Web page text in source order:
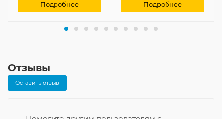
Подробнее Подробнее
Отзывы
Оставить отзыв